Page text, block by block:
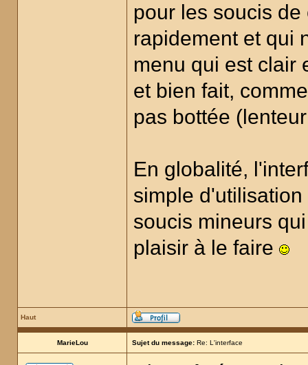
pour les soucis
rapidement et qui
menu qui est clair
et bien fait,
pas bottée
En globalité,
simple
soucis mineurs
plaisir à le faire
Haut
MarieLou Sujet du message: Re: L'interface